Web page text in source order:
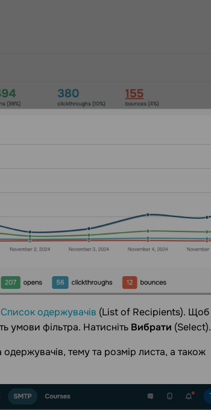
Список одержувачів (List of Recipients). Щоб
умови фільтра. Натисніть Вибрати (Select).
тему та розмір листа, а також